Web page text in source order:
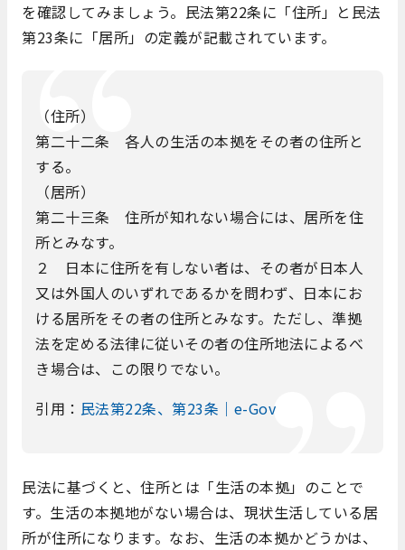
を確認してみましょう。民法第22条に「住所」と民法
第23条に「居所」の定義が記載されています。
（住所）
第二十二条 各人の生活の本拠をその者の住所と
する。
（居所）
第二十三条 住所が知れない場合には、居所を住
所とみなす。
２ 日本に住所を有しない者は、その者が日本人
又は外国人のいずれであるかを問わず、日本にお
ける居所をその者の住所とみなす。ただし、準拠
法を定める法律に従いその者の住所地法によるべ
き場合は、この限りでない。
引用： 民法第22条、第23条｜e-Gov
民法に基づくと、住所とは「生活の本拠」のことで
す。生活の本拠地がない場合は、現状生活している居
所が住所になります。なお、生活の本拠かどうかは、